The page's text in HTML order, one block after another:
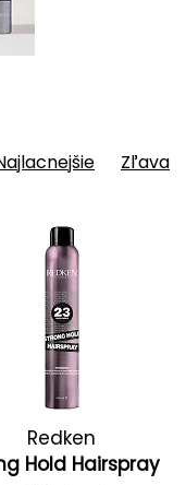
Zľava
Redken
Hold Hairspray